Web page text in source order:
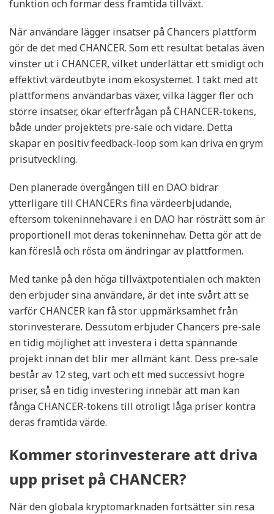
funktion och formar dess framtida tillväxt.
När användare lägger insatser på Chancers plattform
gör de det med CHANCER. Som ett resultat betalas även
vinster ut i CHANCER, vilket underlättar ett smidigt och
effektivt värdeutbyte inom ekosystemet. I takt med att
plattformens användarbas växer, vilka lägger fler och
större insatser, ökar efterfrågan på CHANCER-tokens,
både under projektets pre-sale och vidare. Detta
skapar en positiv feedback-loop som kan driva en grym
prisutveckling.
Den planerade övergången till en DAO bidrar
ytterligare till CHANCER:s fina värdeerbjudande,
eftersom tokeninnehavare i en DAO har rösträtt som är
proportionell mot deras tokeninnehav. Detta gör att de
kan föreslå och rösta om ändringar av plattformen.
Med tanke på den höga tillväxtpotentialen och makten
den erbjuder sina användare, är det inte svårt att se
varför CHANCER kan få stor uppmärksamhet från
storinvesterare. Dessutom erbjuder Chancers pre-sale
en tidig möjlighet att investera i detta spännande
projekt innan det blir mer allmänt känt. Dess pre-sale
består av 12 steg, vart och ett med successivt högre
priser, så en tidig investering innebär att man kan
fånga CHANCER-tokens till otroligt låga priser kontra
deras framtida värde.
Kommer storinvesterare att driva
upp priset på CHANCER?
När den globala kryptomarknaden fortsätter sin resa